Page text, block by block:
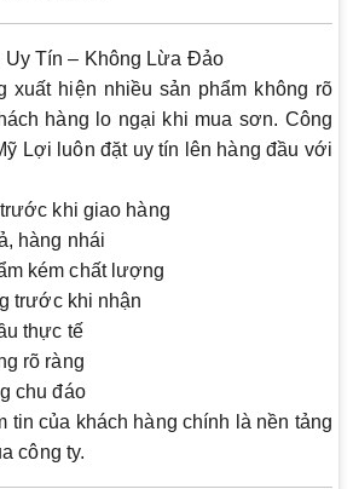
Uy Tín – Không Lừa Đảo
xuất hiện nhiều sản phẩm không rõ
hàng lo ngại khi mua sơn. Công
Lợi luôn đặt uy tín lên hàng đầu với
khi giao hàng
hàng nhái
kém chất lượng
trước khi nhận
thực tế
rõ ràng
chu đáo
tin của khách hàng chính là nền tảng
công ty.